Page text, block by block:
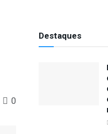
0
Destaques